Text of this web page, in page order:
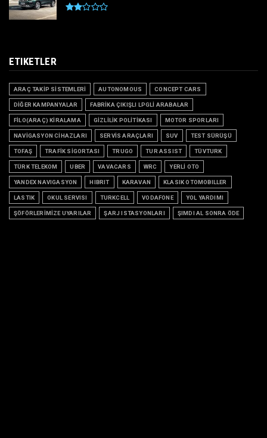
ETIKETLER
ARAÇ TAKİP SİSTEMLERİ AUTONOMOUS CONCEPT CARS
DİĞER KAMPANYALAR FABRİKA ÇIKIŞLI LPGLİ ARABALAR
FİLO(ARAÇ) KİRALAMA GİZLİLİK POLİTİKASI MOTOR SPORLARI
NAVİGASYON CİHAZLARI SERVİS ARAÇLARI SUV TEST SÜRÜŞÜ
TOFAŞ TRAFİK SİGORTASI TRUGO TUR ASSIST TÜVTURK
TÜRK TELEKOM UBER VAVACARS WRC YERLİ OTO
YANDEX NAVIGASYON HIBRIT KARAVAN KLASIK OTOMOBILLER
LASTIK OKUL SERVISI TURKCELL VODAFONE YOL YARDIMI
ŞÖFÖRLERİMİZE UYARILAR ŞARJ ISTASYONLARI ŞIMDI AL SONRA ÖDE